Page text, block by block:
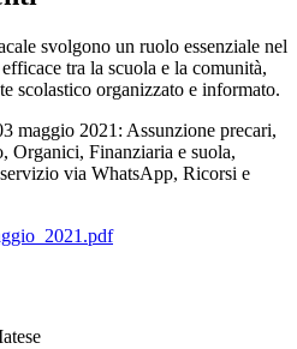
svolgono un ruolo essenziale nel
tra la scuola e la comunità,
scolastico organizzato e informato.
maggio 2021: Assunzione precari,
Organici, Finanziaria e suola,
via WhatsApp, Ricorsi e